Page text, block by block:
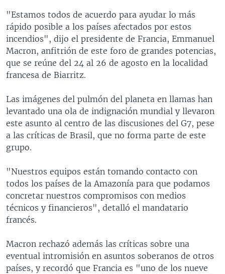
ENTRETENIMIENTO
"Estamos todos de acuerdo para ayudar lo más
rápido posible a los países afectados por estos
incendios", dijo el presidente de Francia, Emmanuel
Macron, anfitrión de este foro de grandes potencias,
que se reúne del 24 al 26 de agosto en la localidad
francesa de Biarritz.
Las imágenes del pulmón del planeta en llamas han
levantado una ola de indignación mundial y llevaron
este asunto al centro de las discusiones del G7, pese
a las críticas de Brasil, que no forma parte de este
grupo.
"Nuestros equipos están tomando contacto con
todos los países de la Amazonía para que podamos
concretar nuestros compromisos con medios
técnicos y financieros", detalló el mandatario
francés.
Macron rechazó además las críticas sobre una
eventual intromisión en asuntos soberanos de otros
países, y recordó que Francia es "uno de los nueve